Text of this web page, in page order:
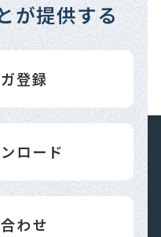
が提供する
登録
ロード
わせ